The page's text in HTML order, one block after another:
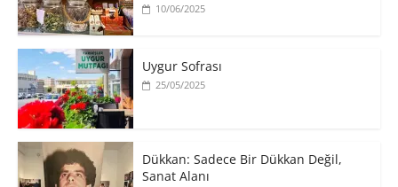
10/06/2025
Uygur Sofrası
25/05/2025
​Dükkan: Sadece Bir Dükkan Değil,
Sanat Alanı